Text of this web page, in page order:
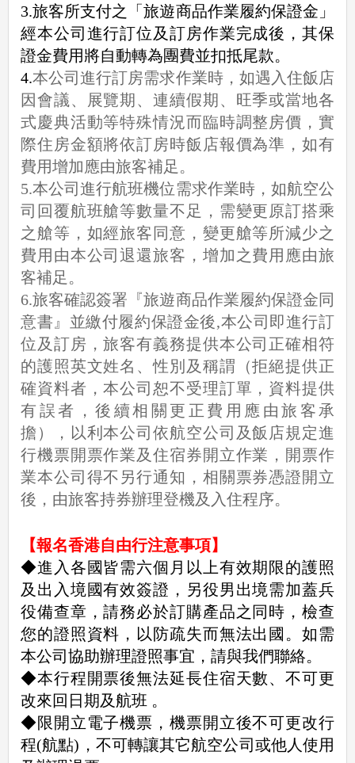
3.旅客所支付之「旅遊商品作業履約保證金」
經本公司進行訂位及訂房作業完成後，其保
證金費用將自動轉為團費並扣抵尾款。
4.本公司進行訂房需求作業時，如遇入住飯店
因會議、展覽期、連續假期、旺季或當地各
式慶典活動等特殊情況而臨時調整房價，實
際住房金額將依訂房時飯店報價為準，如有
費用增加應由旅客補足。
5.本公司進行航班機位需求作業時，如航空公
司回覆航班艙等數量不足，需變更原訂搭乘
之艙等，如經旅客同意，變更艙等所減少之
費用由本公司退還旅客，增加之費用應由旅
客補足。
6.旅客確認簽署『旅遊商品作業履約保證金同
意書』並繳付履約保證金後,本公司即進行訂
位及訂房，旅客有義務提供本公司正確相符
的護照英文姓名、性別及稱謂（拒絕提供正
確資料者，本公司恕不受理訂單，資料提供
有誤者，後續相關更正費用應由旅客承
擔），以利本公司依航空公司及飯店規定進
行機票開票作業及住宿券開立作業，開票作
業本公司得不另行通知，相關票券憑證開立
後，由旅客持券辦理登機及入住程序。
【報名香港自由行注意事項】
◆進入各國皆需六個月以上有效期限的護照
及出入境國有效簽證，另役男出境需加蓋兵
役備查章，請務必於訂購產品之同時，檢查
您的證照資料，以防疏失而無法出國。如需
本公司協助辦理證照事宜，請與我們聯絡。
◆本行程開票後無法延長住宿天數、不可更
改來回日期及航班 。
◆限開立電子機票，機票開立後不可更改行
程(航點)，不可轉讓其它航空公司或他人使用